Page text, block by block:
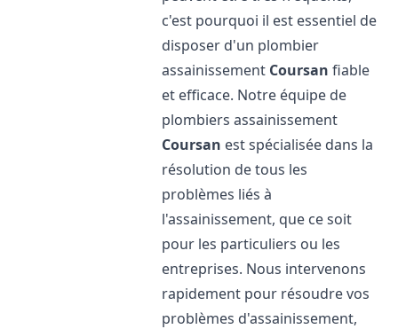
c'est pourquoi il est essentiel de
disposer d'un plombier
assainissement Coursan fiable
et efficace. Notre équipe de
plombiers assainissement
Coursan est spécialisée dans la
résolution de tous les
problèmes liés à
l'assainissement, que ce soit
pour les particuliers ou les
entreprises. Nous intervenons
rapidement pour résoudre vos
problèmes d'assainissement,